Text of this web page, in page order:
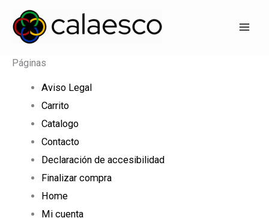
contenido
Páginas
Aviso Legal
Carrito
Catalogo
Contacto
Declaración de accesibilidad
Finalizar compra
Home
Mi cuenta